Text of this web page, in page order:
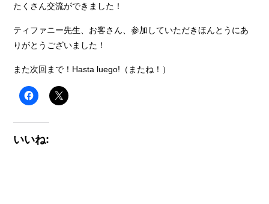
たくさん交流ができました！
ティファニー先生、お客さん、参加していただきほんとうにあ
りがとうございました！
また次回まで！Hasta luego!（またね！）
いいね: